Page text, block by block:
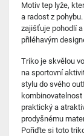
Motiv tep lyže,
a radost z
zajišťuje pohodlí
přiléhavým
Triko je skvělou
na sportovní
stylu do svého
praktický a
prodyšnému
Pořiďte si toto